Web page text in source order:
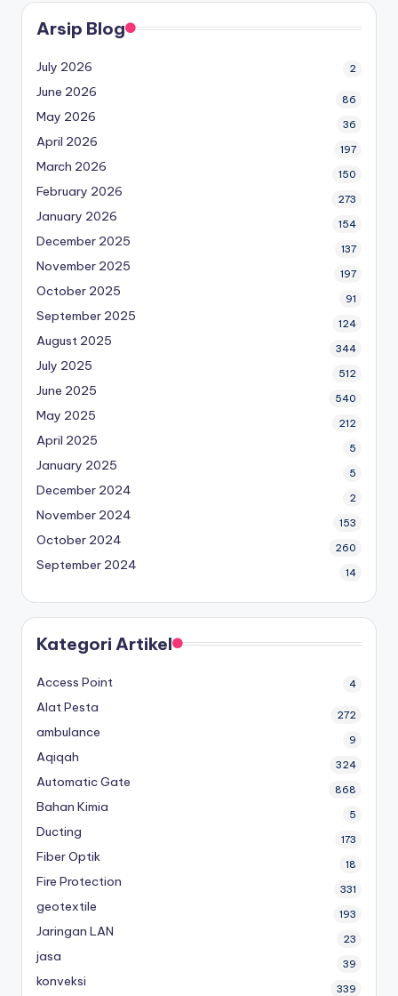
Arsip Blog
July 2026 2
June 2026 86
May 2026 36
April 2026 197
March 2026 150
February 2026 273
January 2026 154
December 2025 137
November 2025 197
October 2025 91
September 2025 124
August 2025 344
July 2025 512
June 2025 540
May 2025 212
April 2025 5
January 2025 5
December 2024 2
November 2024 153
October 2024 260
September 2024 14
Kategori Artikel
Access Point 4
Alat Pesta 272
ambulance 9
Aqiqah 324
Automatic Gate 868
Bahan Kimia 5
Ducting 173
Fiber Optik 18
Fire Protection 331
geotextile 193
Jaringan LAN 23
jasa 39
konveksi 339